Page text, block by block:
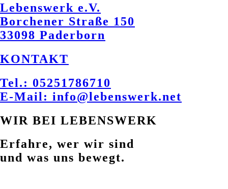
Lebenswerk e.V.
Borchener Straße 150
33098 Paderborn
KONTAKT
Tel.: 05251786710
E-Mail: info@lebenswerk.net
WIR BEI LEBENSWERK
Erfahre, wer wir sind
und was uns bewegt.